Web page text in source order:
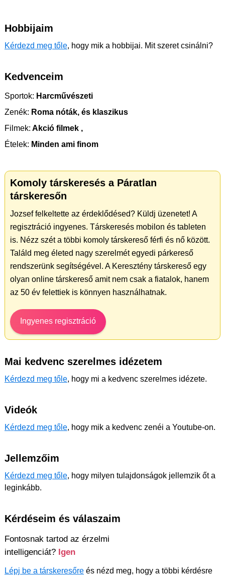
Hobbijaim
Kérdezd meg tőle, hogy mik a hobbijai. Mit szeret csinálni?
Kedvenceim
Sportok: Harcművészeti
Zenék: Roma nóták, és klaszikus
Filmek: Akció filmek ,
Ételek: Minden ami finom
Komoly társkeresés a Páratlan
társkeresőn
Jozsef felkeltette az érdeklődésed? Küldj üzenetet! A
regisztráció ingyenes. Társkeresés mobilon és tableten
is. Nézz szét a többi komoly társkereső férfi és nő között.
Találd meg életed nagy szerelmét egyedi párkereső
rendszerünk segítségével. A Keresztény társkereső egy
olyan online társkereső amit nem csak a fiatalok, hanem
az 50 év felettiek is könnyen használhatnak.
Ingyenes regisztráció
Mai kedvenc szerelmes idézetem
Kérdezd meg tőle, hogy mi a kedvenc szerelmes idézete.
Videók
Kérdezd meg tőle, hogy mik a kedvenc zenéi a Youtube-on.
Jellemzőim
Kérdezd meg tőle, hogy milyen tulajdonságok jellemzik őt a
leginkább.
Kérdéseim és válaszaim
Fontosnak tartod az érzelmi
intelligenciát? Igen
Lépj be a társkeresőre és nézd meg, hogy a többi kérdésre